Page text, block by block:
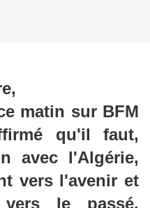
matin sur BFM
qu'il faut,
avec l'Algérie,
vers l'avenir et
le passé.